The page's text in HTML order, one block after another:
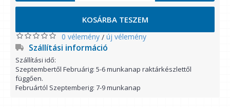
KOSÁRBA TESZEM
0 vélemény / új vélemény
Szállítási információ
Szállítási idő:
Szeptembertől Februárig: 5-6 munkanap raktárkészlettől
függően.
Februártól Szeptemberig: 7-9 munkanap